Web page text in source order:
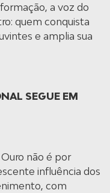
a voz do
quem conquista
e amplia sua
SEGUE EM
não é por
influência dos
com